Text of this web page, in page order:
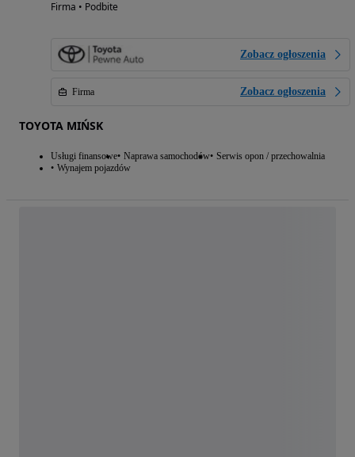
Firma • Podbite
Zobacz ogłoszenia
Firma Zobacz ogłoszenia
TOYOTA MIŃSK
Usługi finansowe Naprawa samochodów Serwis opon / przechowalnia
Wynajem pojazdów